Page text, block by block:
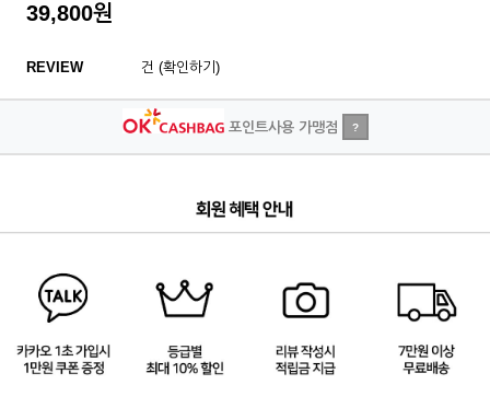
39,800원
REVIEW 건 (확인하기)
포인트사용 가맹점 ?